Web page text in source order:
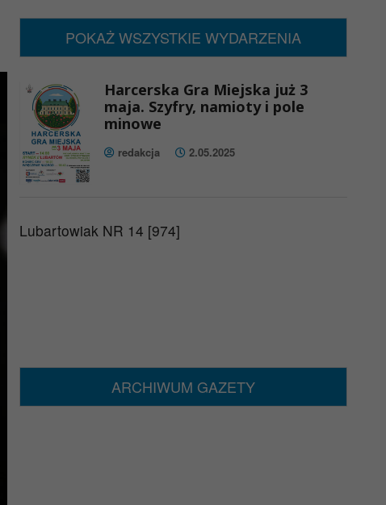
POKAŻ WSZYSTKIE WYDARZENIA
Harcerska Gra Miejska już 3
maja. Szyfry, namioty i pole
minowe
redakcja 2.05.2025
Lubartowiak NR 14 [974]
ARCHIWUM GAZETY